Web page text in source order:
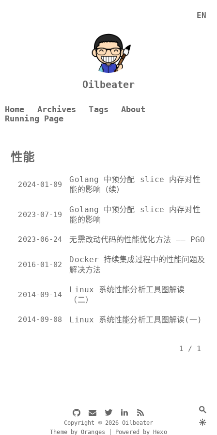
Oilbeater
Home Archives Tags
About
Running Page
性能
2024-01-09
Golang 中预分配 slice 内存对性
能的影响（续）
2023-07-19
Golang 中预分配 slice 内存对性
能的影响
2023-06-24 无需改动代码的性能优化方法 —— PGO
2016-01-02
Docker 持续集成过程中的性能问题及
解决方法
2014-09-14
Linux 系统性能分析工具图解读
（二）
2014-09-08 Linux 系统性能分析工具图解读(一)
1 / 1
Copyright © 2026 Oilbeater
Theme by Oranges | Powered by Hexo
EN